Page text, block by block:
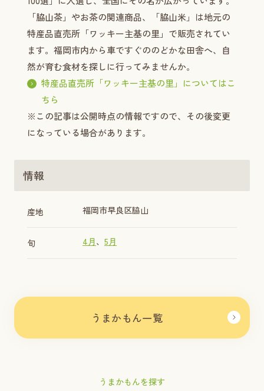
うまかもんを探す
「脇山茶」やお茶の関連商品、「脇山米」は地元の
特産品直売所「ワッキー主基の里」で販売されてい
ます。福岡市内から車ですぐののどかな田舎へ、自
然が育む食材を探しに行ってみませんか。
特産品直売所「ワッキー主基の里」についてはこ
ちら
※この記事は公開時点の情報ですので、その後変更
になっている場合があります。
情報
産地 福岡市早良区脇山
旬 4月 5月
うまかもん一覧